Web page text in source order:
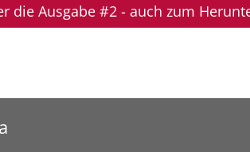
die Ausgabe #2 - auch zum